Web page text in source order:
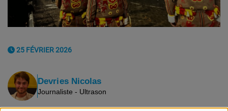
25 FÉVRIER 2026
Devries Nicolas
Journaliste - Ultrason